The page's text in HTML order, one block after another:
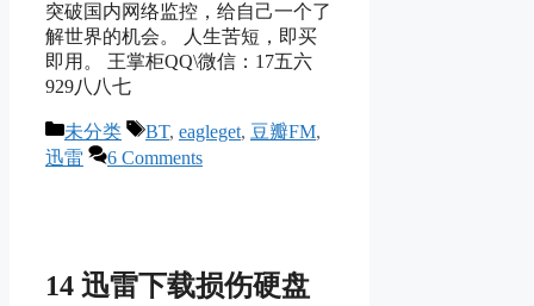
突破国内网络监控，给自己一个了
解世界的机会。 人生苦短，即买
即用。 王掌柜QQ\微信：17五六
929八八七
Categories
未分类 Tags
BT, eagleget, 豆瓣FM,
迅雷
6 Comments
14 迅雷下载损伤硬盘